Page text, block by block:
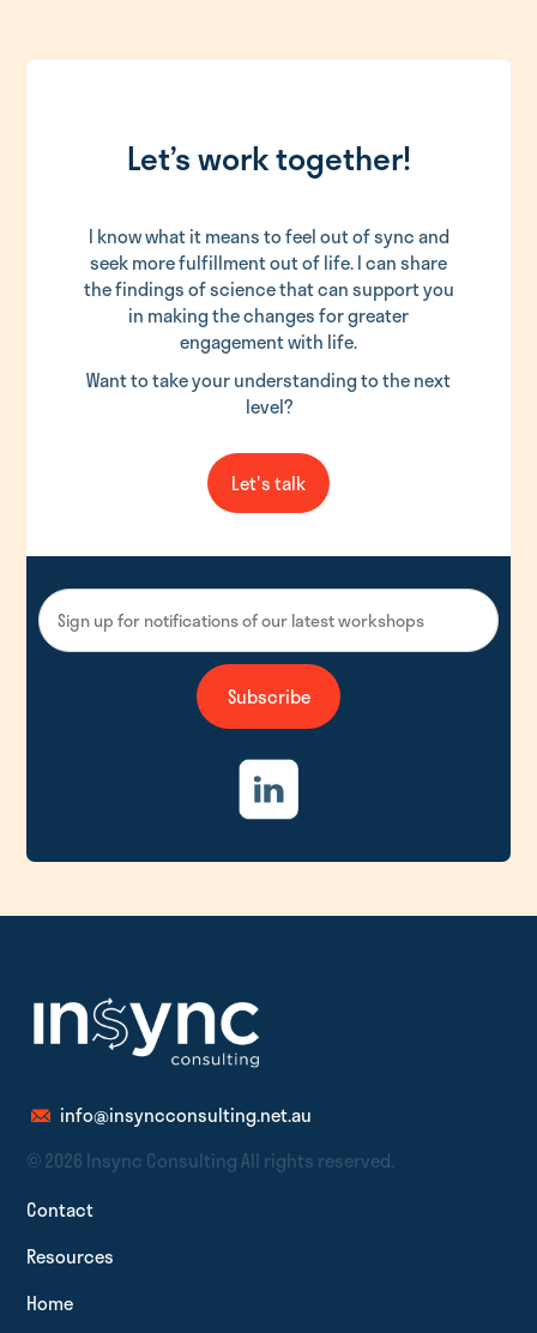
Let’s work together!
I know what it means to feel out of sync and
seek more fulfillment out of life. I can share
the findings of science that can support you
in making the changes for greater
engagement with life.
Want to take your understanding to the next
level?
Let's talk
Subscribe
info@insyncconsulting.net.au
© 2026 Insync Consulting All rights reserved.
Contact
Resources
Home